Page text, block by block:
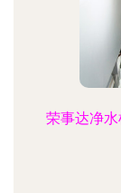
荣事达净水